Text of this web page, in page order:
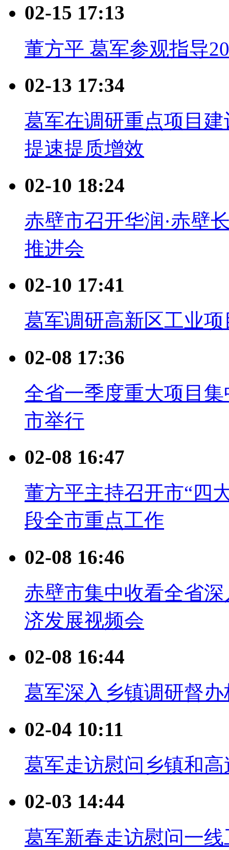
02-15 17:13
董方平 葛军参观指导
02-13 17:34
葛军在调研重点项目
提速提质增效
02-10 18:24
赤壁市召开华润·赤壁
推进会
02-10 17:41
葛军调研高新区工业项
02-08 17:36
全省一季度重大项目
市举行
02-08 16:47
董方平主持召开市“四
段全市重点工作
02-08 16:46
赤壁市集中收看全省
济发展视频会
02-08 16:44
葛军深入乡镇调研督
02-04 10:11
葛军走访慰问乡镇和
02-03 14:44
葛军新春走访慰问一